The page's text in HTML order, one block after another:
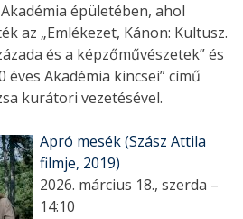
épületében, ahol
az „Emlékezet, Kánon: Kultusz.
és a képzőművészetek” és
éves Akadémia kincsei” című
kurátori vezetésével.
Apró mesék (Szász Attila
filmje, 2019)
2026. március 18., szerda –
14:10